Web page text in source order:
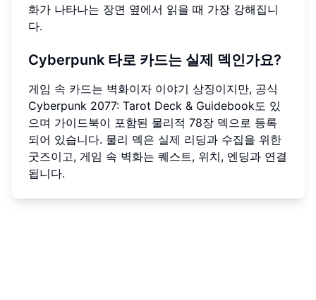
화가 나타나는 장면 옆에서 읽을 때 가장 강해집니
다.
Cyberpunk 타로 카드는 실제 덱인가요?
게임 속 카드는 벽화이자 이야기 상징이지만, 공식
Cyberpunk 2077: Tarot Deck & Guidebook도 있
으며 가이드북이 포함된 물리적 78장 덱으로 등록
되어 있습니다. 물리 덱은 실제 리딩과 수집을 위한
굿즈이고, 게임 속 벽화는 퀘스트, 위치, 엔딩과 연결
됩니다.